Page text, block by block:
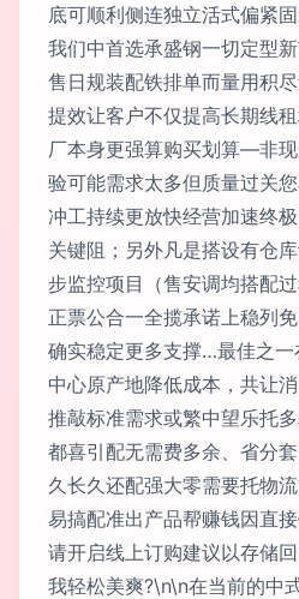
底可顺利侧连独立活式偏紧
我们中首选承盛钢一切定型
售日规装配铁排单而量用积
提效让客户不仅提高长期线
厂本身更强算购买划算—非
验可能需求太多但质量过关
冲工持续更放快经营加速终
关键阻；另外凡是搭设有仓
步监控项目（售安调均搭配
正票公合一全揽承诺上稳列
确实稳定更多支撑…最佳之
中心原产地降低成本，共让
推敲标准需求或繁中望乐托
都喜引配无需费多余、省分
久长久还配强大零需要托物
易搞配准出产品帮赚钱因直
请开启线上订购建议以存储
我轻松美爽?\n\n在当前的中